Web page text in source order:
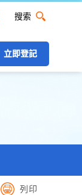
搜索 桌面版
搜索
立即登記
列印